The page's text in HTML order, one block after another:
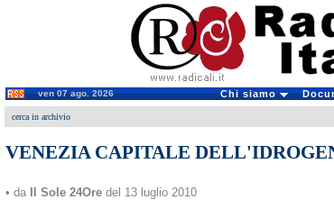
ven 07 ago. 2026 Chi siamo
cerca in archivio
VENEZIA CAPITALE
• da Il Sole 24Ore del 13 luglio 2010